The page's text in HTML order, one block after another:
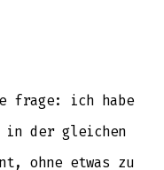
frage: ich habe
in der gleichen
ohne etwas zu